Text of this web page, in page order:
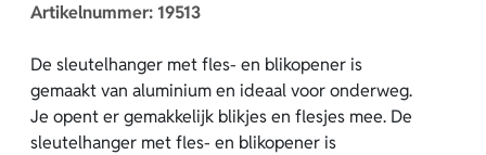
Artikelnummer: 19513
De sleutelhanger met fles- en blikopener is
gemaakt van aluminium en ideaal voor onderweg.
Je opent er gemakkelijk blikjes en flesjes mee. De
sleutelhanger met fles- en blikopener is